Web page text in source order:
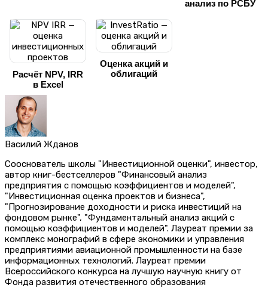
анализ по РСБУ
Расчёт NPV, IRR
в Excel
Оценка акций и
облигаций
Василий Жданов
Сооснователь школы "Инвестиционной оценки", инвестор,
автор книг-бестселлеров "Финансовый анализ
предприятия с помощью коэффициентов и моделей",
"Инвестиционная оценка проектов и бизнеса",
"Прогнозирование доходности и риска инвестиций на
фондовом рынке", "Фундаментальный анализ акций с
помощью коэффициентов и моделей". Лауреат премии за
комплекс монографий в сфере экономики и управления
предприятиями авиационной промышленности на базе
информационных технологий. Лауреат премии
Всероссийского конкурса на лучшую научную книгу от
Фонда развития отечественного образования